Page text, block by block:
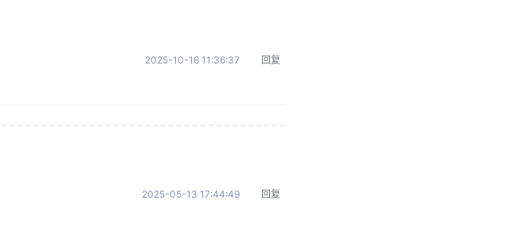
2025-10-16 11:36:37 回复
2025-05-13 17:44:49 回复